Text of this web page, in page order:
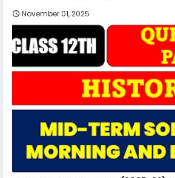
November 01, 2025